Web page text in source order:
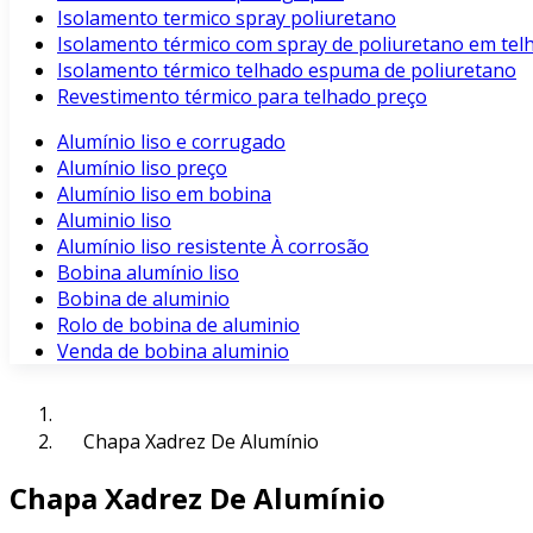
Isolamento termico spray poliuretano
Isolamento térmico com spray de poliuretano em
Isolamento térmico telhado espuma de poliuretano
Revestimento térmico para telhado preço
Alumínio liso e corrugado
Alumínio liso preço
Alumínio liso em bobina
Aluminio liso
Alumínio liso resistente À corrosão
Bobina alumínio liso
Bobina de aluminio
Rolo de bobina de aluminio
Venda de bobina aluminio
Chapa Xadrez De Alumínio
Chapa Xadrez De Alumínio